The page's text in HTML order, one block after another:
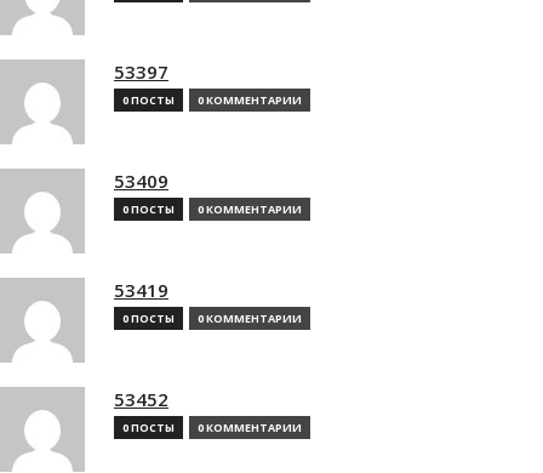
53397
0 ПОСТЫ 0 КОММЕНТАРИИ
53409
0 ПОСТЫ 0 КОММЕНТАРИИ
53419
0 ПОСТЫ 0 КОММЕНТАРИИ
53452
0 ПОСТЫ 0 КОММЕНТАРИИ